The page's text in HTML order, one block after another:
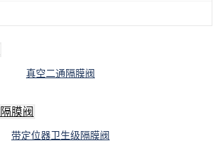
真空二通隔膜阀
带定位器卫生级隔膜阀